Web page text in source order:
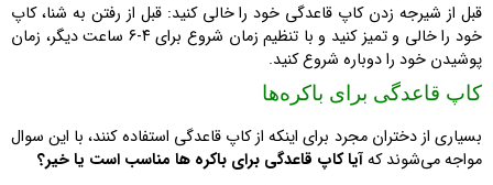
قبل از شیرجه زدن کاپ قاعدگی خود را خالی کنید: قبل از رفتن به شنا، کاپ
خود را خالی و تمیز کنید و با تنظیم زمان شروع برای ۴-۶ ساعت دیگر، زمان
پوشیدن خود را دوباره شروع کنید.
کاپ قاعدگی برای باکره‌ها
بسیاری از دختران مجرد برای اینکه از کاپ قاعدگی استفاده کنند، با این سوال
مواجه می‌شوند کهآیا کاپ قاعدگی برای باکره ها مناسب است یا خیر؟